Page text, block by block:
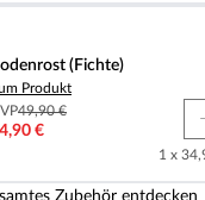
(Fichte)
Produkt
49,90 €
€
1 x